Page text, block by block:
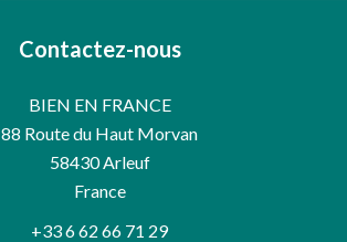
Contactez-nous
BIEN EN FRANCE
88 Route du Haut Morvan
58430Arleuf
France
+33 6 62 66 71 29